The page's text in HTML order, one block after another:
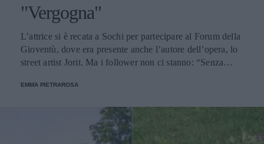
"Vergogna"
L’attrice si è recata a Sochi per partecipare al Forum della
Gioventù, dove era presente anche l’autore dell’opera, lo
street artist Jorit. Ma i follower non ci stanno: “Senza
EMMA PIETRAROSA